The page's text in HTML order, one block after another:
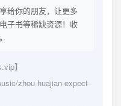
给你的朋友，让更多
子书等稀缺资源！收
】
zhou-huajian-expect-